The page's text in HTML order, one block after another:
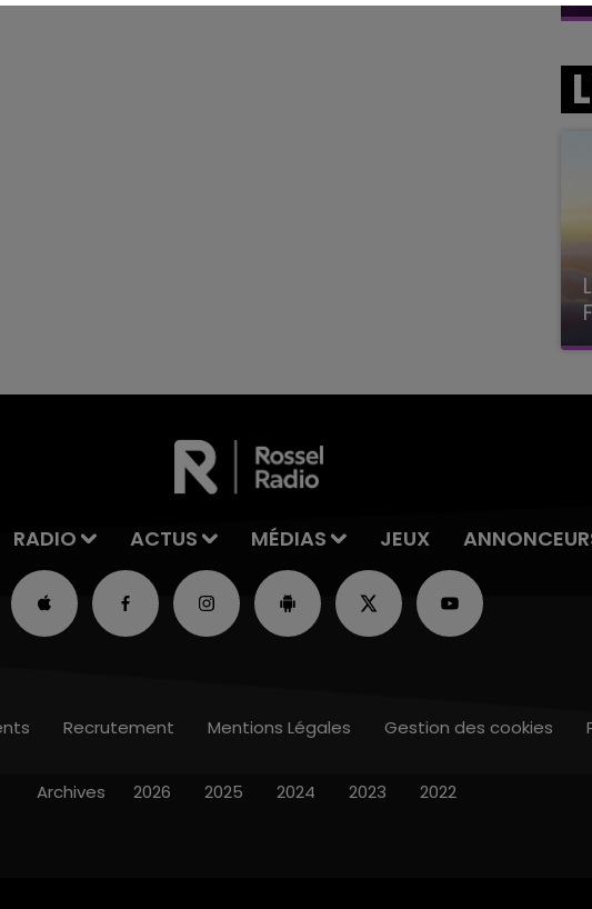
RADIO ACTUS MÉDIAS JEUX
Recrutement Mentions Légales Gestion des cookies
Archives 2026 2025 2024 2023 2022